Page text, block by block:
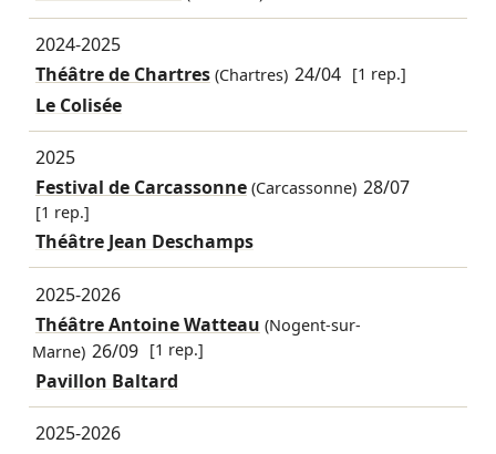
2024-2025
Théâtre de Chartres(Chartres) 24/04 [1 rep.]
Le Colisée
2025
Festival de Carcassonne(Carcassonne) 28/07
[1 rep.]
Théâtre Jean Deschamps
2025-2026
Théâtre Antoine Watteau (Nogent-sur-
Marne) 26/09 [1 rep.]
Pavillon Baltard
2025-2026